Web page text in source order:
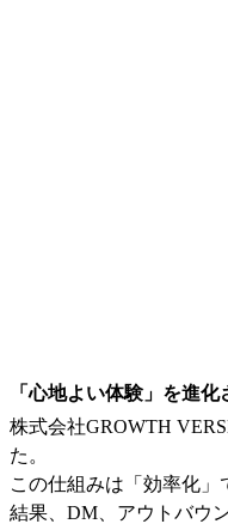
「心地よい体験」を進
株式会社GROWTH
た。
この仕組みは「効率化」
結果、DM、アウトバウ